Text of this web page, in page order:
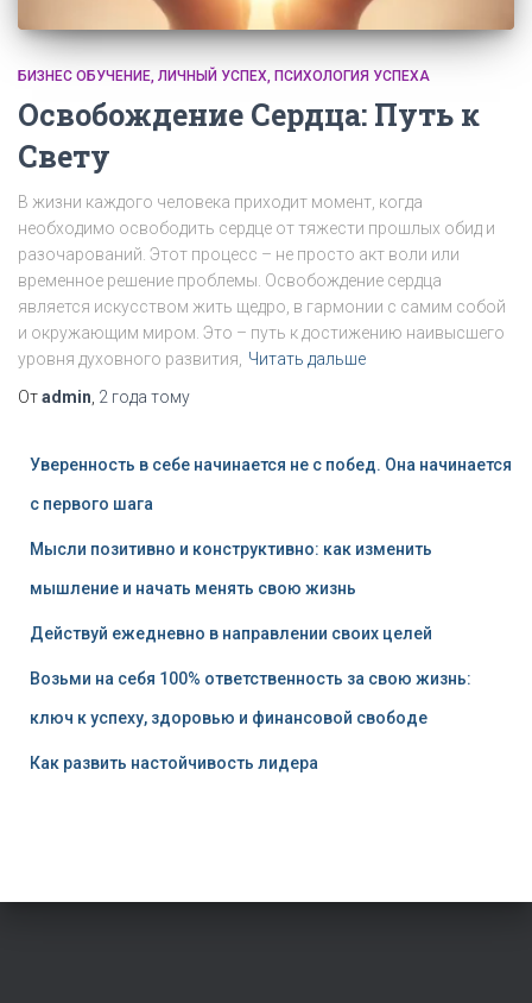
БИЗНЕС ОБУЧЕНИЕ ЛИЧНЫЙ УСПЕХ ПСИХОЛОГИЯ УСПЕХА
Освобождение Сердца: Путь к
Свету
В жизни каждого человека приходит момент, когда
необходимо освободить сердце от тяжести прошлых обид и
разочарований. Этот процесс – не просто акт воли или
временное решение проблемы. Освобождение сердца
является искусством жить щедро, в гармонии с самим собой
и окружающим миром. Это – путь к достижению наивысшего
уровня духовного развития,
Читать дальше
Отadmin 2 года тому
Уверенность в себе начинается не с побед. Она начинается
с первого шага
Мысли позитивно и конструктивно: как изменить
мышление и начать менять свою жизнь
Действуй ежедневно в направлении своих целей
Возьми на себя 100% ответственность за свою жизнь:
ключ к успеху, здоровью и финансовой свободе
Как развить настойчивость лидера